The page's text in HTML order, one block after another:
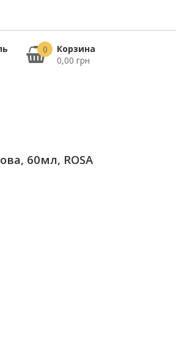
Корзина
0,00 грн
0
60мл, ROSA